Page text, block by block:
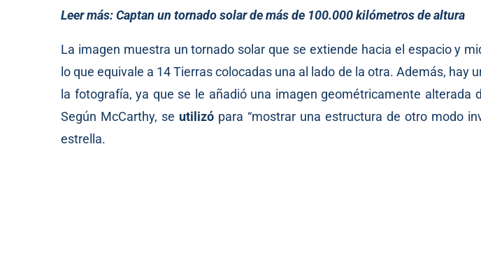
Leer más:Captan un tornado solar de más de 100.000 kilómetros de altura
La imagen muestra un tornado solar que se extiende hacia el espacio y
lo que equivale a 14 Tierras colocadas una al lado de la otra. Además, hay
la fotografía, ya que se le añadió una imagen geométricamente alterada
Según McCarthy, se utilizó para “mostrar una estructura de otro modo
estrella.